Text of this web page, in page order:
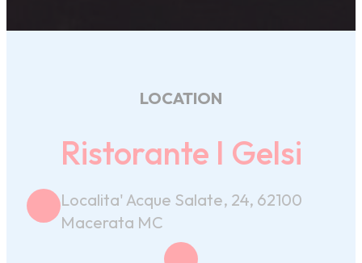
LOCATION
Ristorante I Gelsi
Localita' Acque Salate, 24, 62100
Macerata MC